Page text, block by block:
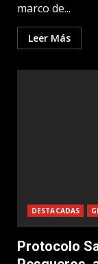
marco de...
Leer Más
DESTACADAS
Protocolo